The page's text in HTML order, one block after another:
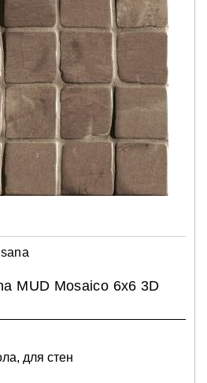
MUD Mosaico 6х6 3D
для стен